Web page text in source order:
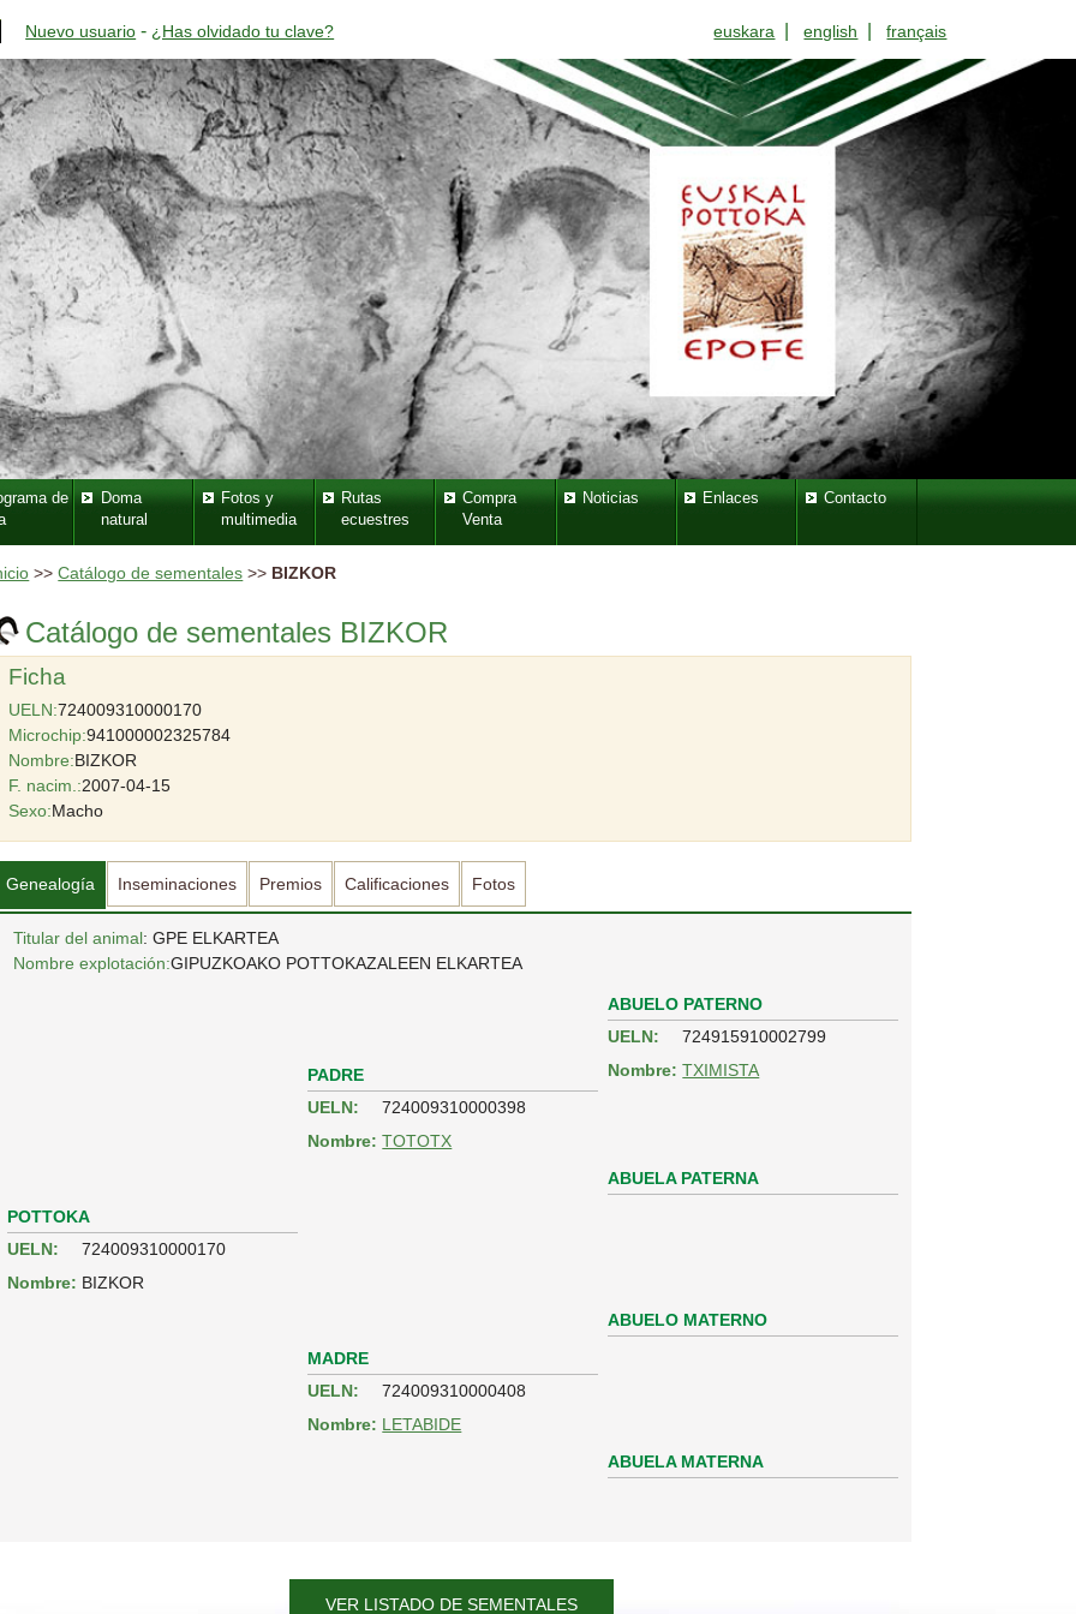
Nuevo usuario - ¿Has olvidado tu clave? euskara |english |français
de
Doma
natural
Fotos y
multimedia
Rutas
ecuestres
Compra
Venta
Noticias Enlaces Contacto
>>Catálogo de sementales >> BIZKOR
Catálogo de sementales BIZKOR
Ficha
UELN:724009310000170
Microchip:941000002325784
Nombre:BIZKOR
F. nacim.:2007-04-15
Sexo:Macho
Genealogía Inseminaciones Premios Calificaciones Fotos
Titular del animal: GPE ELKARTEA
Nombre explotación:GIPUZKOAKO POTTOKAZALEEN ELKARTEA
POTTOKA
UELN:
724009310000170
Nombre: BIZKOR
PADRE
UELN:
724009310000398
Nombre: TOTOTX
ABUELO PATERNO
UELN:
724915910002799
Nombre: TXIMISTA
ABUELA PATERNA
MADRE
UELN:
724009310000408
Nombre: LETABIDE
ABUELO MATERNO
ABUELA MATERNA
VER LISTADO DE SEMENTALES